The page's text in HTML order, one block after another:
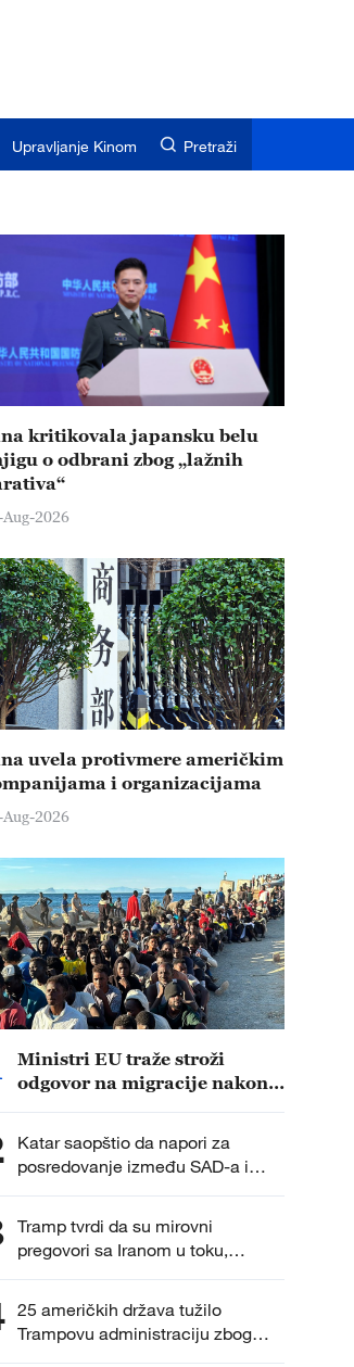
Upravljanje Kinom Pretraži
kritikovala japansku belu
o odbrani zbog „lažnih
2026
uvela protivmere američkim
i organizacijama
2026
Ministri EU traže stroži
odgovor na migracije nakon
Katar saopštio da napori za
posredovanje između SAD-a i
Irana napreduju
Tramp tvrdi da su mirovni
pregovori sa Iranom u toku,
Teheran negira dijalog
25 američkih država tužilo
Trampovu administraciju zbog
tarifa iz Člana 301